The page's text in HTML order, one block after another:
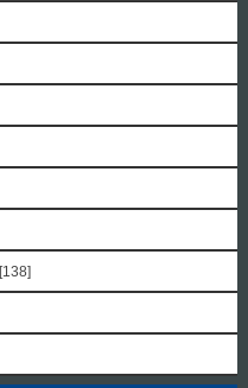
[138]